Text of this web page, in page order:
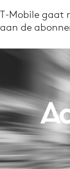
Volg het
Menu
Home
9 sept: GenAI-
12 nov:
T-Mobile gaat
aan de